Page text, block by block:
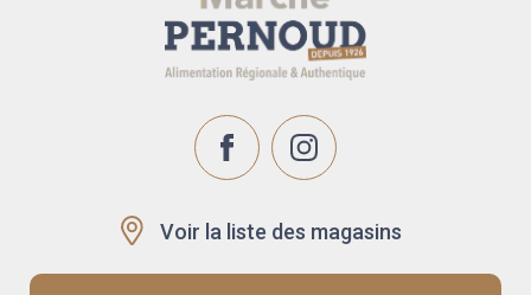
Voir la liste des magasins